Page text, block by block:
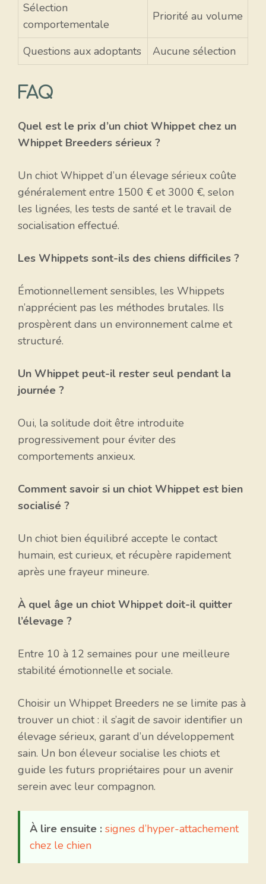
Sélection
comportementale
Priorité au volume
Questions aux adoptants Aucune sélection
FAQ
Quel est le prix d’un chiot Whippet chez un
Whippet Breeders sérieux ?
Un chiot Whippet d’un élevage sérieux coûte
généralement entre 1500 € et 3000 €, selon
les lignées, les tests de santé et le travail de
socialisation effectué.
Les Whippets sont-ils des chiens difficiles ?
Émotionnellement sensibles, les Whippets
n’apprécient pas les méthodes brutales. Ils
prospèrent dans un environnement calme et
structuré.
Un Whippet peut-il rester seul pendant la
journée ?
Oui, la solitude doit être introduite
progressivement pour éviter des
comportements anxieux.
Comment savoir si un chiot Whippet est bien
socialisé ?
Un chiot bien équilibré accepte le contact
humain, est curieux, et récupère rapidement
après une frayeur mineure.
À quel âge un chiot Whippet doit-il quitter
l’élevage ?
Entre 10 à 12 semaines pour une meilleure
stabilité émotionnelle et sociale.
Choisir un Whippet Breeders ne se limite pas à
trouver un chiot : il s’agit de savoir identifier un
élevage sérieux, garant d’un développement
sain. Un bon éleveur socialise les chiots et
guide les futurs propriétaires pour un avenir
serein avec leur compagnon.
À lire ensuite : signes d’hyper-attachement
chez le chien